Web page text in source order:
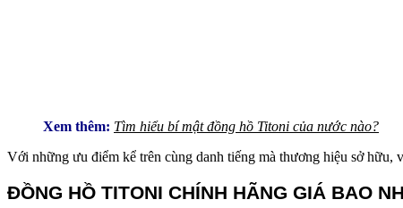
Xem thêm: Tìm hiểu bí mật đồng hồ Titoni của nước nào?
Với những ưu điểm kể trên cùng danh tiếng mà thương hiệu sở hữu,
ĐỒNG HỒ TITONI CHÍNH HÃNG GIÁ BAO